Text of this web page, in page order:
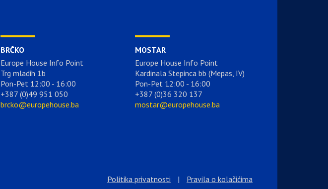
BRČKO
Europe House Info Point
Trg mladih 1b
Pon-Pet 12:00 - 16:00
+387 (0)49 951 050
brcko@europehouse.ba
MOSTAR
Europe House Info Point
Kardinala Stepinca bb (Mepas, IV)
Pon-Pet 12:00 - 16:00
+387 (0)36 320 137
mostar@europehouse.ba
Politika privatnosti | Pravila o kolačićima